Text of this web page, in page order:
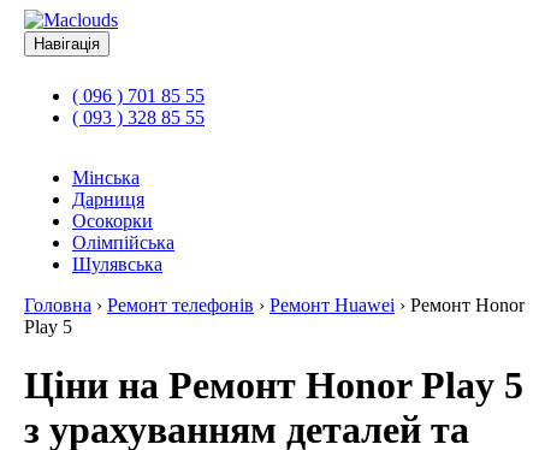
Навігація
( 096 ) 701 85 55
( 093 ) 328 85 55
Мінська
Дарниця
Осокорки
Олімпійська
Шулявська
Головна › Ремонт телефонів › Ремонт Huawei › Ремонт Honor
Play 5
Ціни на Ремонт Honor Play 5
з урахуванням деталей та